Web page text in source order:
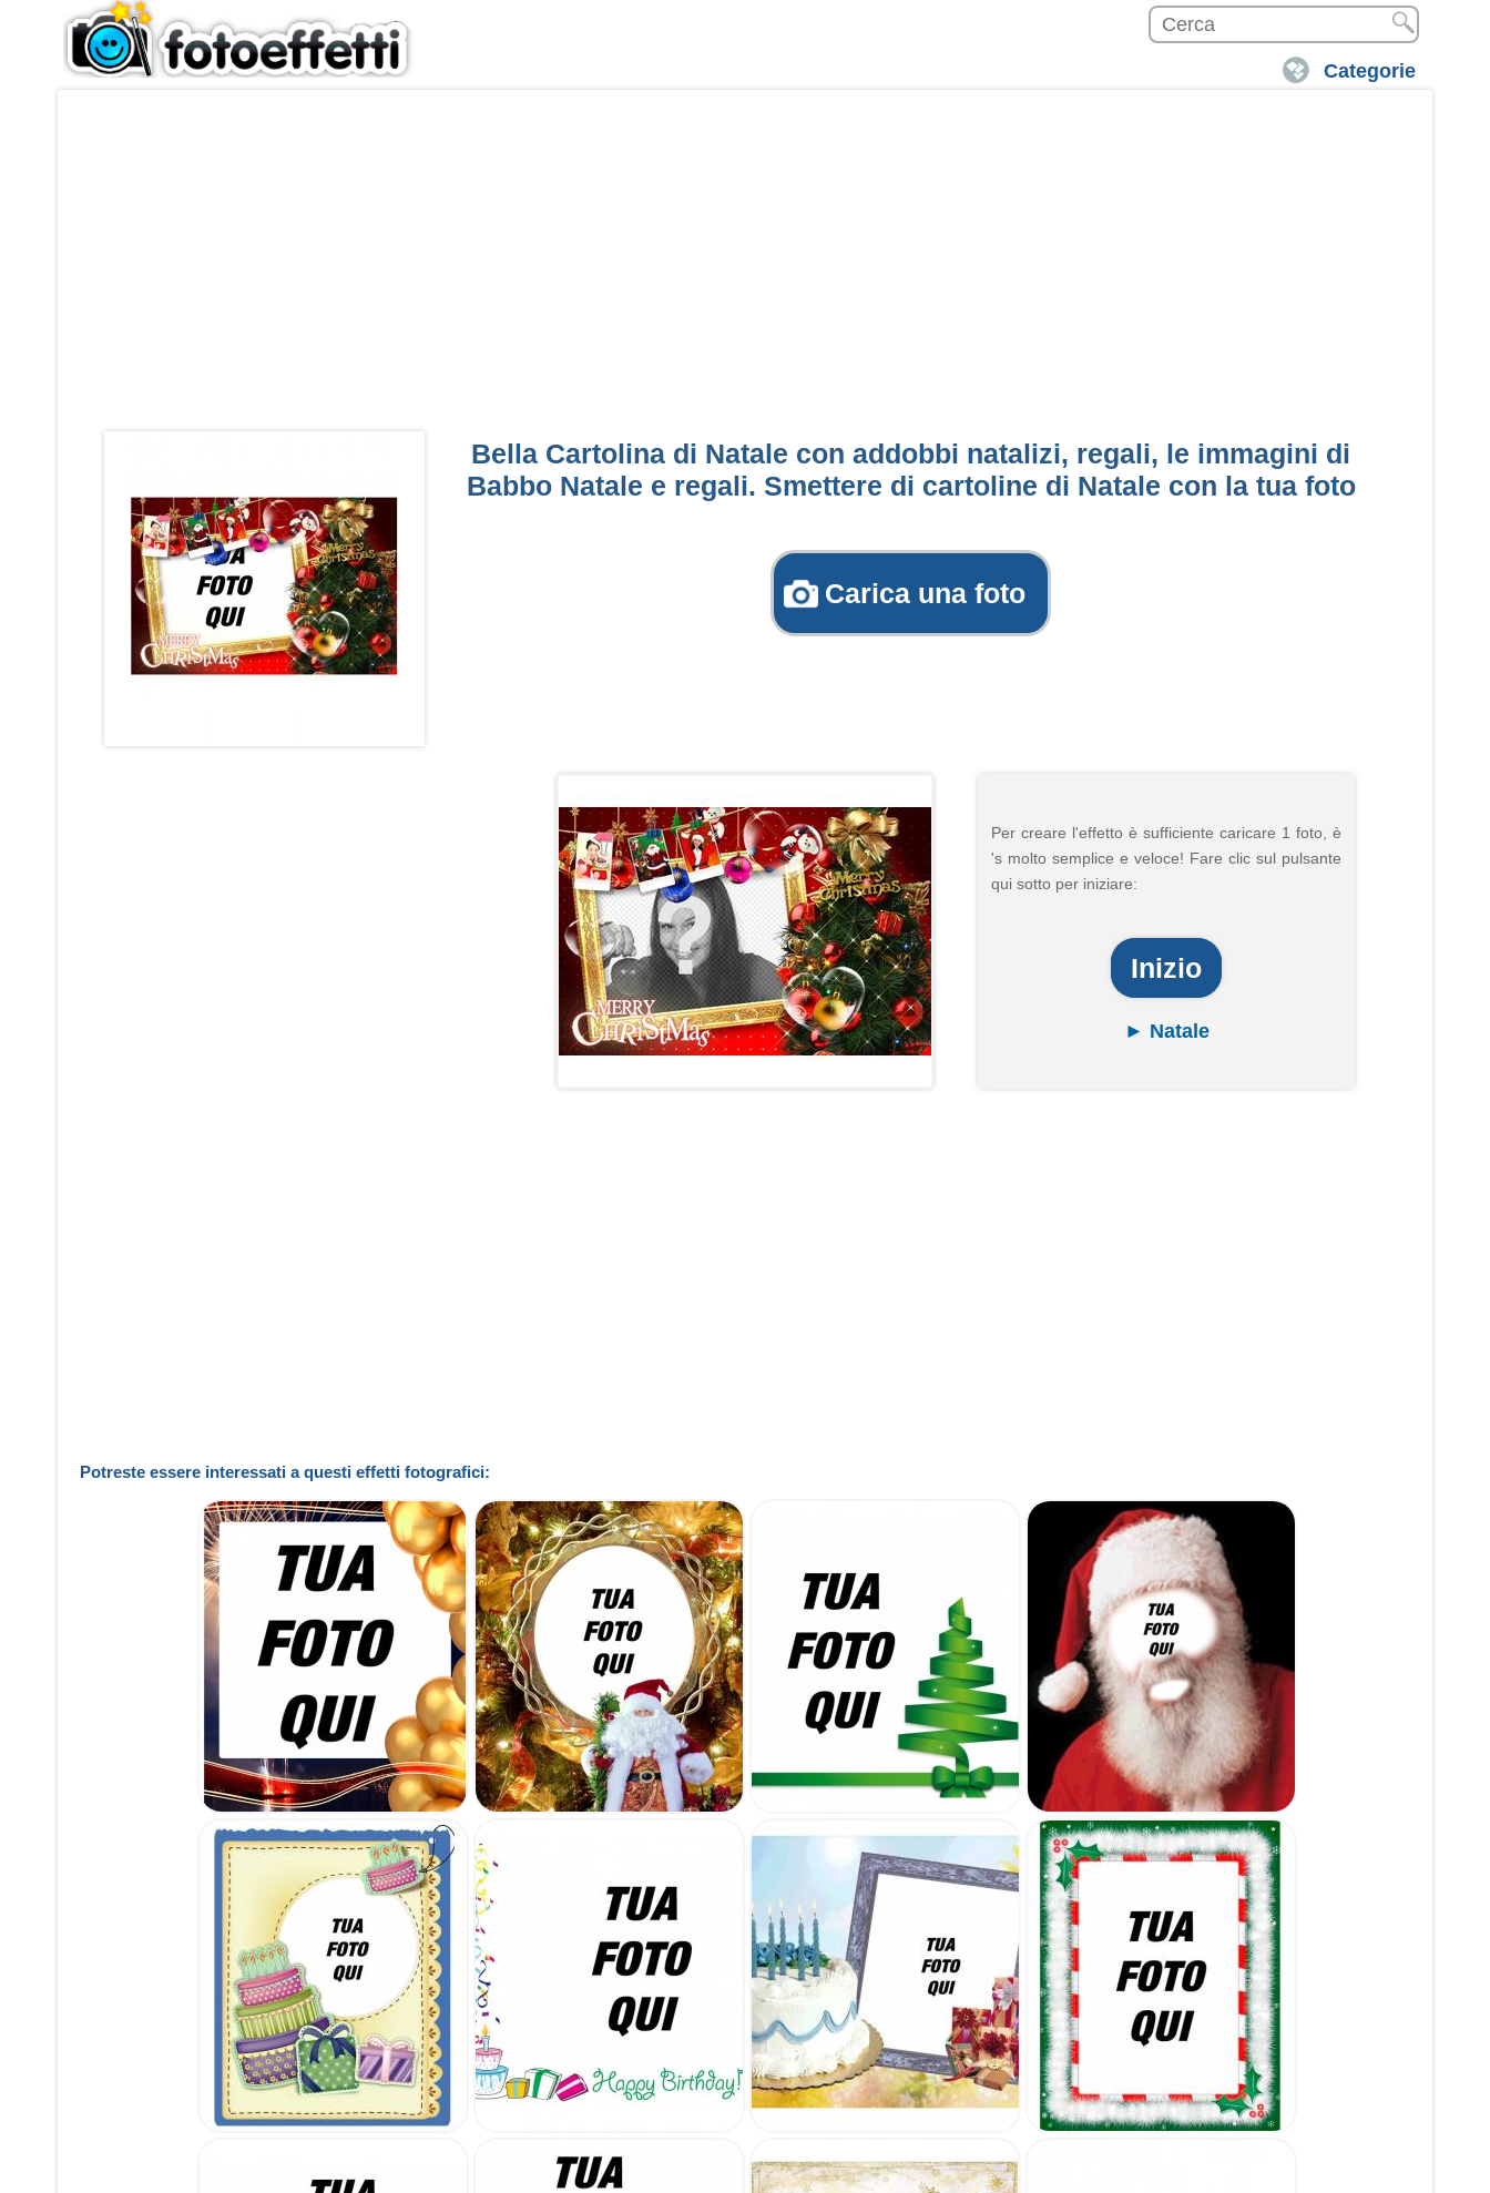
Categorie
Bella Cartolina di Natale con addobbi natalizi, regali, le immagini di
Babbo Natale e regali. Smettere di cartoline di Natale con la tua foto
Carica una foto
Per creare l'effetto è sufficiente caricare 1 foto, è
's molto semplice e veloce! Fare clic sul pulsante
qui sotto per iniziare:
Inizio
► Natale
Potreste essere interessati a questi effetti fotografici: